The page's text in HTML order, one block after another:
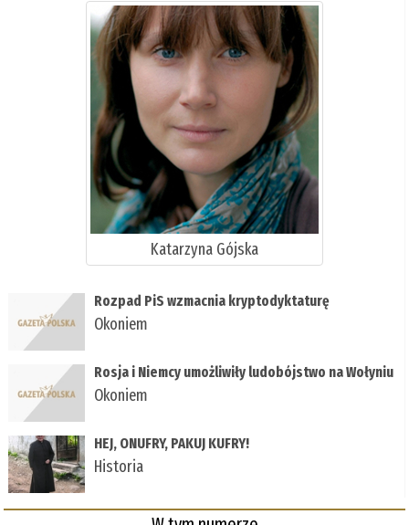
Katarzyna Gójska
Rozpad PiS wzmacnia kryptodyktaturę
Okoniem
Rosja i Niemcy umożliwiły ludobójstwo na Wołyniu
Okoniem
HEJ, ONUFRY, PAKUJ KUFRY!
Historia